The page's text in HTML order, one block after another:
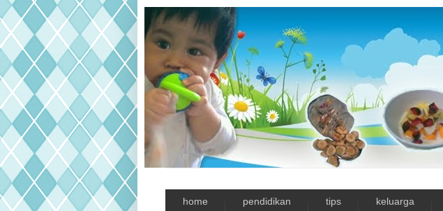
home pendidikan tips keluarga